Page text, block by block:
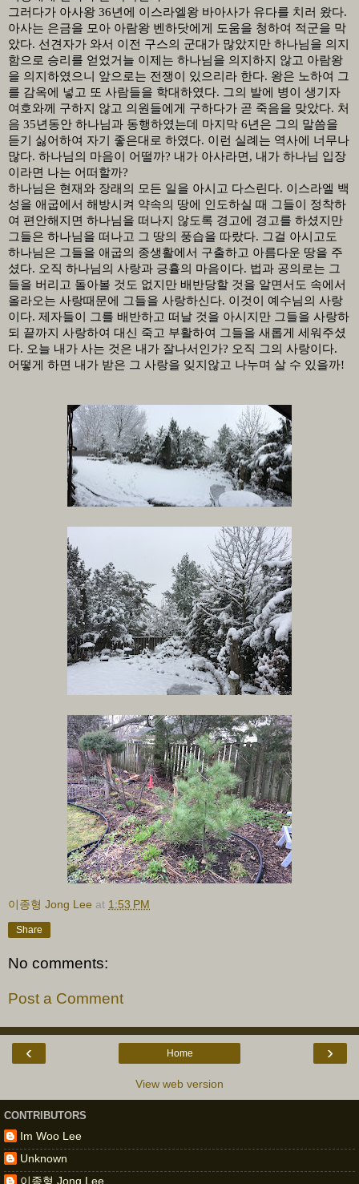
그러다가 아사왕 36년에 이스라엘왕 바아사가 유다를 치러 왔다.
아사는 은금을 모아 아람왕 벤하닷에게 도움을 청하여 적군을 막
았다. 선견자가 와서 이전 구스의 군대가 많았지만 하나님을 의지
함으로 승리를 얻었거늘 이제는 하나님을 의지하지 않고 아람왕
을 의지하였으니 앞으로는 전쟁이 있으리라 한다. 왕은 노하여 그
를 감옥에 넣고 또 사람들을 학대하였다. 그의 발에 병이 생기자
여호와께 구하지 않고 의원들에게 구하다가 곧 죽음을 맞았다. 처
음 35년동안 하나님과 동행하였는데 마지막 6년은 그의 말씀을
듣기 싫어하여 자기 좋은대로 하였다. 이런 실례는 역사에 너무나
많다. 하나님의 마음이 어떨까? 내가 아사라면 , 내가 하나님 입장
이라면 나는 어떠할까?
하나님은 현재와 장래의 모든 일을 아시고 다스린다. 이스라엘 백
성을 애굽에서 해방시켜 약속의 땅에 인도하실 때 그들이 정착하
여 편안해지면 하나님을 떠나지 않도록 경고에 경고를 하셨지만
그들은 하나님을 떠나고 그 땅의 풍습을 따랐다. 그걸 아시고도
하나님은 그들을 애굽의 종생활에서 구출하고 아름다운 땅을 주
셨다. 오직 하나님의 사랑과 긍휼의 마음이다. 법과 공의로는 그
들을 버리고 돌아볼 것도 없지만 배반당할 것을 알면서도 속에서
올라오는 사랑때문에 그들을 사랑하신다. 이것이 예수님의 사랑
이다. 제자들이 그를 배반하고 떠날 것을 아시지만 그들을 사랑하
되 끝까지 사랑하여 대신 죽고 부활하여 그들을 새롭게 세워주셨
다. 오늘 내가 사는 것은 내가 잘나서인가? 오직 그의 사랑이다.
어떻게 하면 내가 받은 그 사랑을 잊지않고 나누며 살 수 있을까!
이종형 Jong Lee at 1:53 PM
Share
No comments:
Post a Comment
‹ ›
Home
View web version
CONTRIBUTORS
Im Woo Lee
Unknown
이종형 Jong Lee